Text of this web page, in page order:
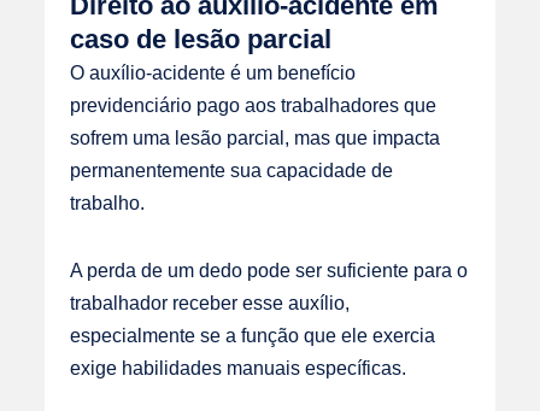
caso de lesão parcial
O auxílio-acidente é um benefício
previdenciário pago aos trabalhadores que
sofrem uma lesão parcial, mas que impacta
permanentemente sua capacidade de
trabalho.
A perda de um dedo pode ser suficiente para o
trabalhador receber esse auxílio,
especialmente se a função que ele exercia
exige habilidades manuais específicas.